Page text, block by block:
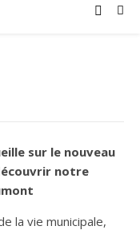
sur le nouveau
notre
la vie municipale,